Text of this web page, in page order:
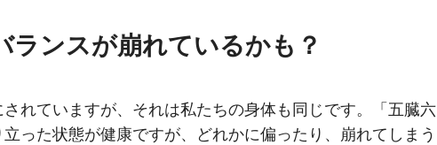
ランスが崩れているかも？
れていますが、それは私たちの身体も同じです。「五臓六
った状態が健康ですが、どれかに偏ったり、崩れてしまう